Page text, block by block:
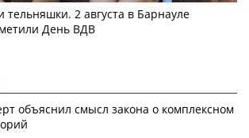
тельняшки. 2 августа в Барнауле
День ВДВ
объяснил смысл закона о комплексном